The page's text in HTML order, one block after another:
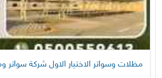
مظلات وسواتر الاختيار الاول شركة سواتر